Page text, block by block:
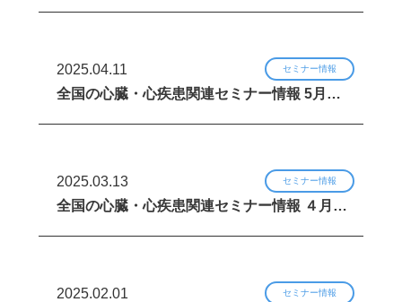
2025.04.11 セミナー情報
全国の心臓・心疾患関連セミナー情報 5月…
2025.03.13 セミナー情報
全国の心臓・心疾患関連セミナー情報 ４月…
2025.02.01 セミナー情報